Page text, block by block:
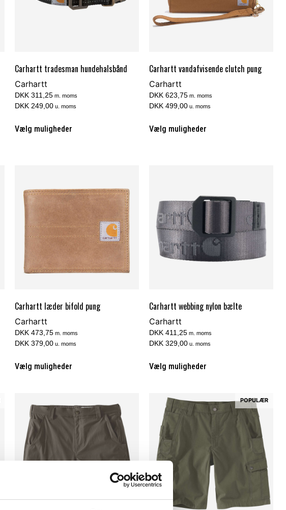
Carhartt tradesman hundehalsbånd
Carhartt
DKK 311,25 m. moms
DKK 249,00 u. moms
Vælg muligheder
Carhartt vandafvisende clutch pung
Carhartt
DKK 623,75 m. moms
DKK 499,00 u. moms
Vælg muligheder
Carhartt læder bifold pung
Carhartt
DKK 473,75 m. moms
DKK 379,00 u. moms
Vælg muligheder
Carhartt webbing nylon bælte
Carhartt
DKK 411,25 m. moms
DKK 329,00 u. moms
Vælg muligheder
POPULÆR